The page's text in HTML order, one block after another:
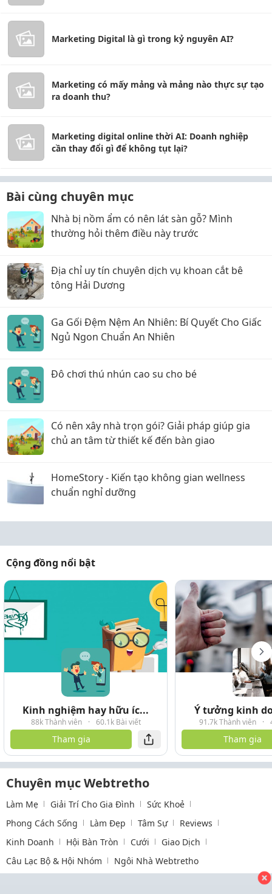
Marketing Digital là gì trong kỷ nguyên AI?
Marketing có mấy mảng và mảng nào thực sự tạo
ra doanh thu?
Marketing digital online thời AI: Doanh nghiệp
cần thay đổi gì để không tụt lại?
Bài cùng chuyên mục
Nhà bị nồm ẩm có nên lát sàn gỗ? Mình
thường hỏi thêm điều này trước
Địa chỉ uy tín chuyên dịch vụ khoan cắt bê
tông Hải Dương
Ga Gối Đệm Nệm An Nhiên: Bí Quyết Cho Giấc
Ngủ Ngon Chuẩn An Nhiên
Đô chơi thú nhún cao su cho bé
Có nên xây nhà trọn gói? Giải pháp giúp gia
chủ an tâm từ thiết kế đến bàn giao
HomeStory - Kiến tạo không gian wellness
chuẩn nghỉ dưỡng
Cộng đồng nổi bật
Kinh nghiệm hay hữu íc...
88k Thành viên · 60.1k Bài viết
Tham gia
Ý tưởng kinh
91.7k Thành viên ·
Tham gia
Chuyên mục Webtretho
Làm Mẹ Giải Trí Cho Gia Đình
Sức Khoẻ
Phong Cách Sống
Làm Đẹp Tâm Sự
Reviews
Kinh Doanh
Hội Bàn Tròn Cưới
Giao Dịch
Câu Lạc Bộ & Hội Nhóm
Ngôi Nhà Webtretho